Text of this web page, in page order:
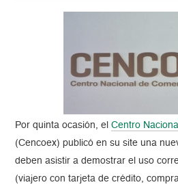
Por quinta ocasión, elCentro
(Cencoex) publicó en su site una
deben asistir a demostrar el uso
(viajero con tarjeta de crédito,